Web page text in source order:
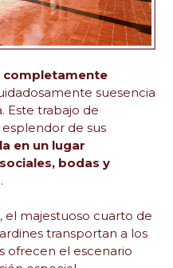
completamente
suesencia
Este trabajo de
de sus
en un lugar
bodas y
.
el majestuoso cuarto de
transportan a los
ofrecen el escenario